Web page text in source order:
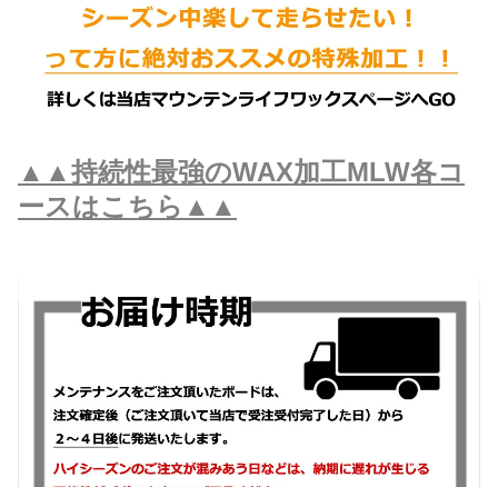
▲▲持続性最強のWAX加工MLW各コ
ースはこちら▲▲